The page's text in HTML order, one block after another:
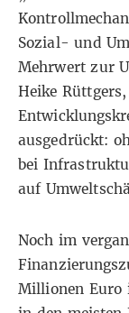
Sozial- und
Mehrwert zur
Heike
ausgedrückt:
bei
auf
Noch im
Millionen Euro